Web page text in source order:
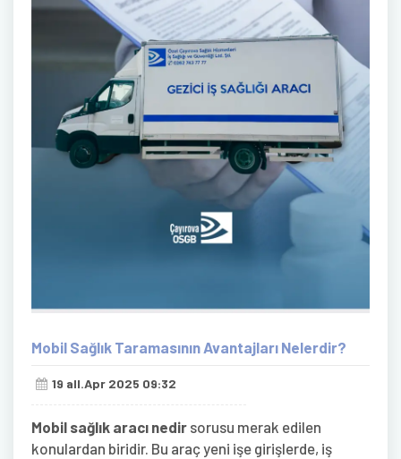
Mobil Sağlık Taramasının Avantajları Nelerdir?
19 all.Apr 2025 09:32
Mobil sağlık aracı nedir sorusu merak edilen
konulardan biridir. Bu araç yeni işe girişlerde, iş